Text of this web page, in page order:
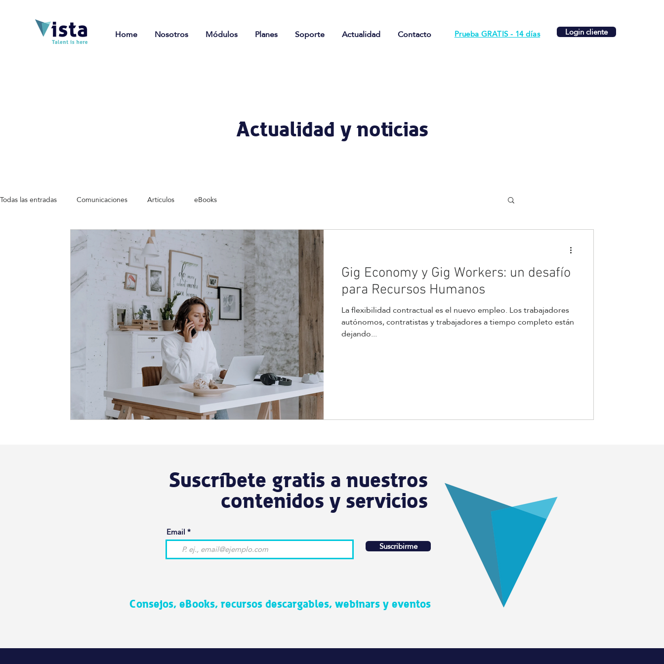
Home Nosotros Módulos Planes Soporte Actualidad Contacto Prueba GRATIS - 14 días Login cliente
Actualidad y noticias
Todas las entradas Comunicaciones Artículos eBooks
Gig Economy y Gig Workers: un desafío
para Recursos Humanos
La flexibilidad contractual es el nuevo empleo. Los trabajadores
autónomos, contratistas y trabajadores a tiempo completo están
dejando...
Suscríbete gratis a nuestros
contenidos y servicios
Email
Suscribirme
Consejos, eBooks, recursos descargables, webinars y eventos